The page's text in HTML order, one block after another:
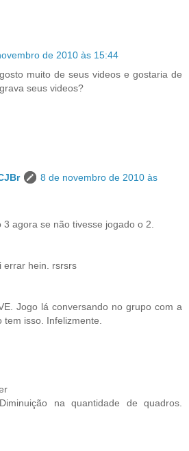
de 2010 às 15:44
muito de seus videos e gostaria de
seus videos?
8 de novembro de 2010 às
3 agora se não tivesse jogado o 2.
errar hein. rsrsrs
Jogo lá conversando no grupo com a
tem isso. Infelizmente.
na quantidade de quadros.